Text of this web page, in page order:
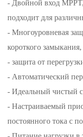
- Двойной вход
подходит для
- Многоуровневая
короткого
- защита от
- Автоматический
- Идеальный чистый
- Настраиваемый
постоянного тока с